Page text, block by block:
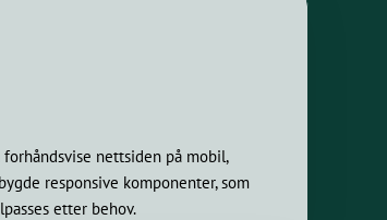
nettsiden på mobil,
responsive komponenter, som
etter behov.